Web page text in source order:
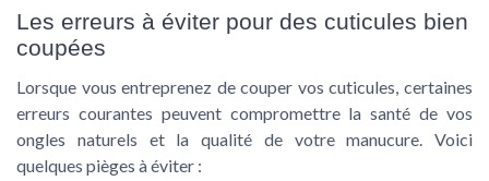
Les erreurs à éviter pour des cuticules bien
coupées
Lorsque vous entreprenez de couper vos cuticules, certaines
erreurs courantes peuvent compromettre la santé de vos
ongles naturels et la qualité de votre manucure. Voici
quelques pièges à éviter :